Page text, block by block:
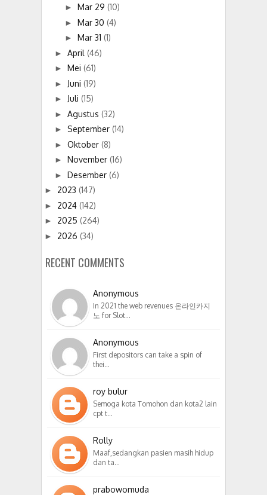
► Mar 29 (10)
► Mar 30 (4)
► Mar 31 (1)
► April (46)
► Mei (61)
► Juni (19)
► Juli (15)
► Agustus (32)
► September (14)
► Oktober (8)
► November (16)
► Desember (6)
► 2023 (147)
► 2024 (142)
► 2025 (264)
► 2026 (34)
RECENT COMMENTS
Anonymous
In 2021 the web revenues 온라인카지
노 for Slot…
Anonymous
First depositors can take a spin of
thei…
roy bulur
Semoga kota Tomohon dan kota2 lain
cpt t…
Rolly
Maaf,sedangkan pasien masih hidup
dan ta…
prabowomuda